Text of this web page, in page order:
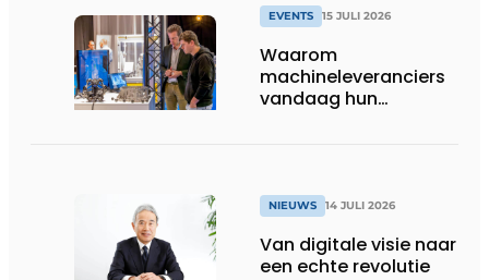
EVENTS 15 JULI 2026
Waarom
machineleveranciers
vandaag hun
NIEUWS 14 JULI 2026
Van digitale visie naar
een echte revolutie